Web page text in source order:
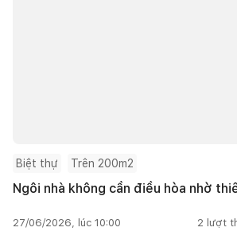
Biệt thự Trên 200m2
Ngôi nhà không cần điều hòa nhờ
27/06/2026, lúc 10:00 2 lượt